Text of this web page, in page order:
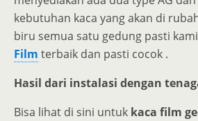
kebutuhan kaca yang akan di
biru semua satu gedung pasti
Film terbaik dan pasti cocok .
Hasil dari instalasi dengan
Bisa lihat di sini untuk kaca film